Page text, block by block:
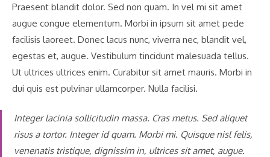
Praesent blandit dolor. Sed non quam. In vel mi sit amet
augue congue elementum. Morbi in ipsum sit amet pede
facilisis laoreet. Donec lacus nunc, viverra nec, blandit vel,
egestas et, augue. Vestibulum tincidunt malesuada tellus.
Ut ultrices ultrices enim. Curabitur sit amet mauris. Morbi in
dui quis est pulvinar ullamcorper. Nulla facilisi.
Integer lacinia sollicitudin massa. Cras metus. Sed aliquet
risus a tortor. Integer id quam. Morbi mi. Quisque nisl felis,
venenatis tristique, dignissim in, ultrices sit amet, augue.